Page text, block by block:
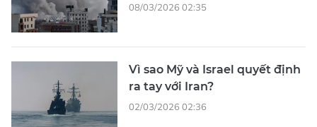
08/03/2026 02:35
Vì sao Mỹ và Israel quyết định
ra tay với Iran?
02/03/2026 02:36